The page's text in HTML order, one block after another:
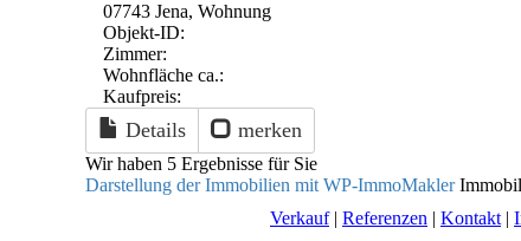
07743 Jena, Wohnung
Objekt-ID:
Zimmer:
Wohnfläche ca.:
Kaufpreis:
Details merken
Wir haben 5 Ergebnisse für Sie
Darstellung der Immobilien mit WP-ImmoMakler
Verkauf| Referenzen | Kontakt |